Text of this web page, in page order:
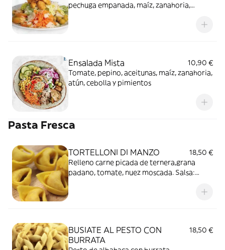
pechuga empanada, maíz, zanahoria,
Ensalada Mista
10,90 €
Tomate, pepino, aceitunas, maíz, zanahoria,
atún, cebolla y pimientos
Pasta Fresca
TORTELLONI DI MANZO
18,50 €
Relleno carne picada de ternera,grana
padano, tomate, nuez moscada. Salsa:
BUSIATE AL PESTO CON
BURRATA
18,50 €